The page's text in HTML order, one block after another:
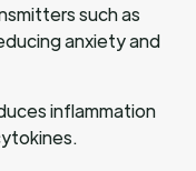
such as
anxiety and
inflammation